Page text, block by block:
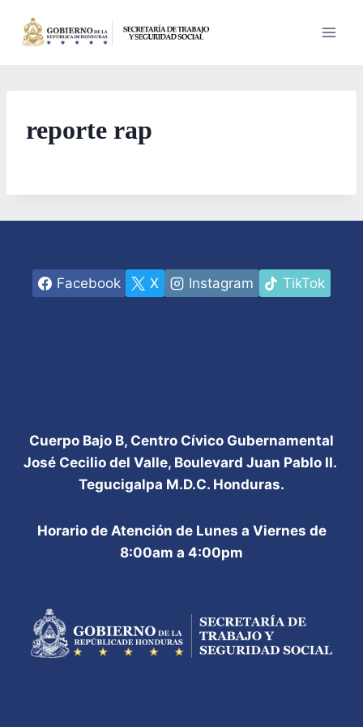
reporte rap
Facebook X Instagram TikTok
Cuerpo Bajo B, Centro Cívico Gubernamental
José Cecilio del Valle, Boulevard Juan Pablo II.
Tegucigalpa M.D.C. Honduras.
Horario de Atención de Lunes a Viernes de
8:00am a 4:00pm